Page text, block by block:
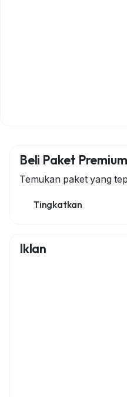
Beli Paket Premium
Temukan paket yang
Tingkatkan
Iklan